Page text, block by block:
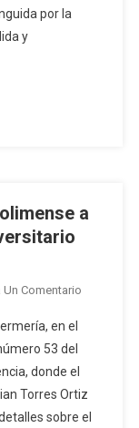
por la
y
a
Un ComentarioEn
Colimense
A
en el
53 del
donde el
Torres Ortiz
sobre el